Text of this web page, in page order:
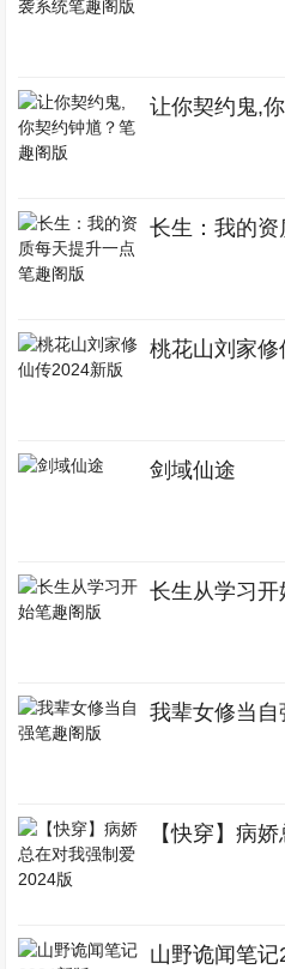
让你契约鬼,
长生：我的
桃花山刘家修
剑域仙途
长生从学习开
我辈女修当自
【快穿】病
山野诡闻笔记